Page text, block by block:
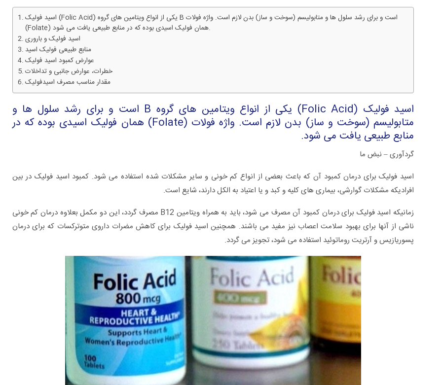
اسید فولیک (Folic Acid) یکی از انواع ویتامین های گروه B است و برای رشد سلول ها و متابولیسم (سوخت و ساز) بدن لازم است. واژه فولات
(Folate) همان فولیک اسیدی بوده که در منابع طبیعی یافت می شود.
اسید فولیک و باروری
منابع طبیعی فولیک اسید
عوارض کمبود اسید فولیک
خطرات، عوارض جانبی و تداخلات
مقدار مناسب مصرف اسیدفولیک
اسید فولیک (Folic Acid) یکی از انواع ویتامین های گروه B است و برای رشد سلول ها و
متابولیسم (سوخت و ساز) بدن لازم است. واژه فولات (Folate) همان فولیک اسیدی بوده که در
منابع طبیعی یافت می شود.
گردآوری – نبض ما
اسید فولیک برای درمان کمبود آن که باعث بعضی از انواع کم خونی و سایر مشکلات شده استفاده می شود. کمبود اسید فولیک در بین
افرادیکه مشکلات گوارشی، بیماری های کلیه و کبد و یا اعتیاد به الکل دارند، شایع است.
زمانیکه اسید فولیک برای درمان کمبود آن مصرف می شود، باید به همراه ویتامین B12 مصرف گردد، این دو مکمل بعلاوه درمان کم خونی
ناشی از آنها برای بهبود سلامت اعصاب نیز مفید می باشند. همچنین اسید فولیک برای کاهش مضرات داروی متوترکسات که برای درمان
پسوریازیس و آرتریت روماتوئید استفاده می شود، تجویز می گردد.
+ویدئو زگیل تناسلی از تشخیص تا درمان +ویدئو
مراجعه کنیم؟